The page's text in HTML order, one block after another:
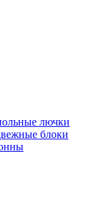
лючки
блоки